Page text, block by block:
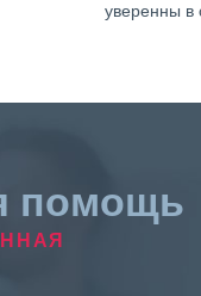
уверенны в
помощь